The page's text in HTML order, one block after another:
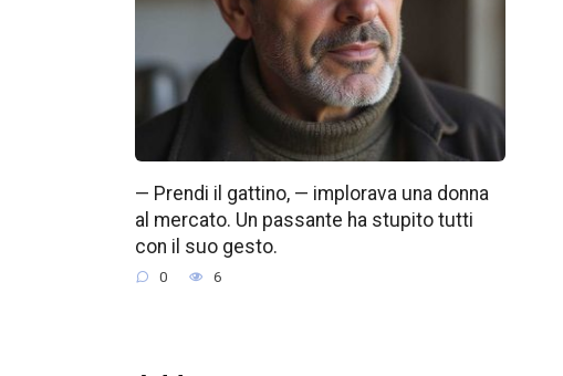
— Prendi il gattino, — implorava una donna
al mercato. Un passante ha stupito tutti
con il suo gesto.
0 6